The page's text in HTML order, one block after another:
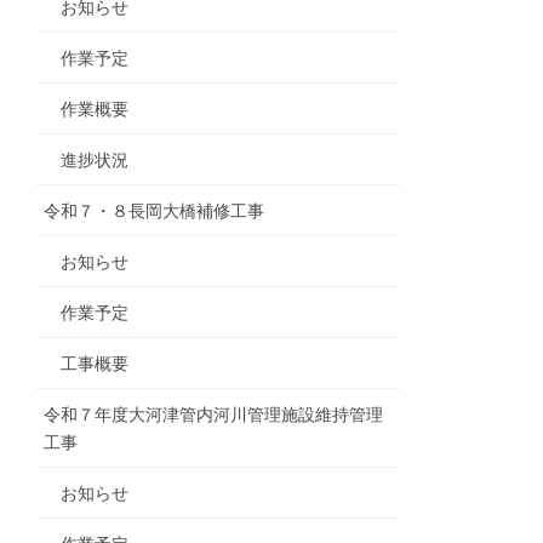
お知らせ
作業予定
作業概要
進捗状況
令和７・８長岡大橋補修工事
お知らせ
作業予定
工事概要
令和７年度大河津管内河川管理施設維持管理
工事
お知らせ